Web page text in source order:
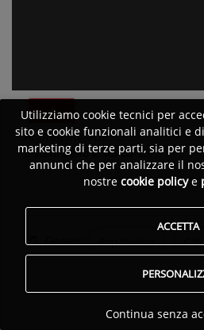
Andrea Malachi
È stato bello a sta cu 'tte
Pubblicato
Generi: Pop classica
Utilizziamo cookie tecnici per
sito e cookie funzionali analitici e
marketing di terze parti, sia per
annunci che per analizzare il
nostre cookie policye
ACCETTA
Continua senza